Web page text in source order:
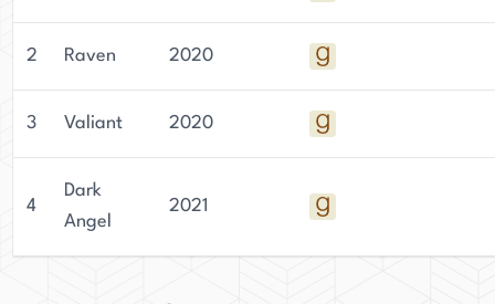
2 Raven 2020
3 Valiant 2020
4
Dark
Angel
2021